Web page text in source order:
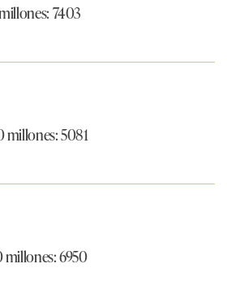
7403
millones: 5081
millones: 6950